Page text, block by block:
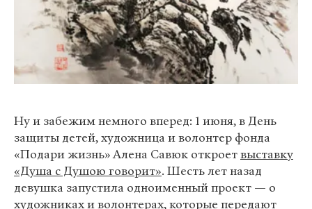
Ну и забежим немного вперед: 1 июня, в День
защиты детей, художница и волонтер фонда
«Подари жизнь» Алена Савюк откроетвыставку
«Душа с Душою говорит». Шесть лет назад
девушка запустила одноименный проект — о
художниках и волонтерах, которые передают